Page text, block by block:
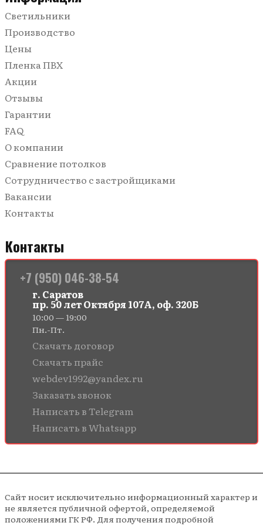
Многоуровневые
С трековыми светильниками
Светильники
Производство
Цены
Пленка ПВХ
Акции
Отзывы
Гарантии
FAQ
О компании
Сравнение потолков
Сотрудничество с застройщиками
Вакансии
Контакты
Контакты
+7 (950) 046-38-54
г. Саратов
пр. 50 лет Октября 107А, оф. 320Б
10:00 — 19:00
Пн.-Пт.
Скачать договор
Скачать прайс
webdev1992@yandex.ru
Заказать звонок
Написать в Telegram
Написать в Whatsapp
Сайт носит исключительно информационный характер и
не является публичной офертой, определяемой
положениями ГК РФ. Для получения подробной